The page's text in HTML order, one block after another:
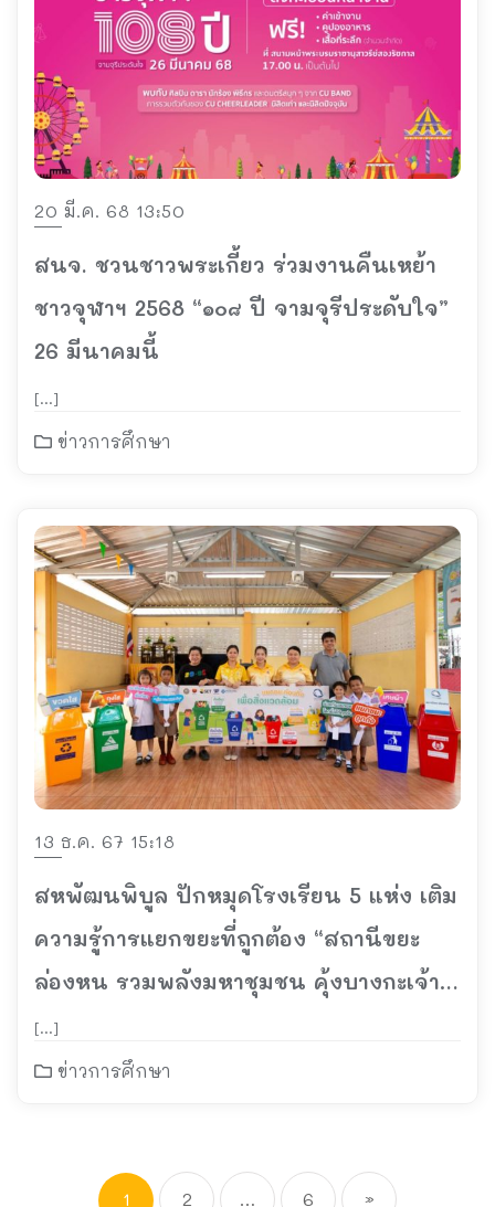
20 มี.ค. 68 13:50
สนจ. ชวนชาวพระเกี้ยว ร่วมงานคืนเหย้า
ชาวจุฬาฯ 2568 “๑๐๘ ปี จามจุรีประดับใจ”
26 มีนาคมนี้
[…]
ข่าวการศึกษา
13 ธ.ค. 67 15:18
สหพัฒนพิบูล ปักหมุดโรงเรียน 5 แห่ง เติม
ความรู้การแยกขยะที่ถูกต้อง “สถานีขยะ
ล่องหน รวมพลังมหาชุมชน คุ้งบางกะเจ้า”
ปี 4
[…]
ข่าวการศึกษา
1 2 … 6 »